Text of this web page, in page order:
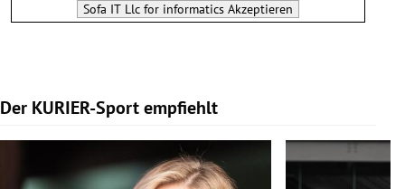
Sofa IT Llc for informatics Akzeptieren
Der KURIER-Sport empfiehlt
Slide 1 von 5